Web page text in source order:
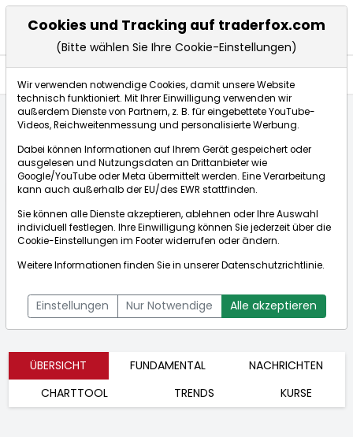
Börse:
US1417881091]
Aktienkurse
Bid:38,919$Ask:39,103$
ÜBERSICHT FUNDAMENTAL
NACHRICHTEN
CHARTTOOL
TRENDS KURSE
Cookies und Tracking auf traderfox.com
(Bitte wählen Sie Ihre Cookie-Einstellungen)
Wir verwenden notwendige Cookies, damit unsere Website
technisch funktioniert. Mit Ihrer Einwilligung verwenden wir
außerdem Dienste von Partnern, z. B. für eingebettete YouTube-
Videos, Reichweitenmessung und personalisierte Werbung.
Dabei können Informationen auf Ihrem Gerät gespeichert oder
ausgelesen und Nutzungsdaten an Drittanbieter wie
Google/YouTube oder Meta übermittelt werden. Eine Verarbeitung
kann auch außerhalb der EU/des EWR stattfinden.
Sie können alle Dienste akzeptieren, ablehnen oder Ihre Auswahl
individuell festlegen. Ihre Einwilligung können Sie jederzeit über die
Cookie-Einstellungen im Footer widerrufen oder ändern.
Weitere Informationen finden Sie in unsererDatenschutzrichtlinie.
Einstellungen Nur Notwendige Alle akzeptieren